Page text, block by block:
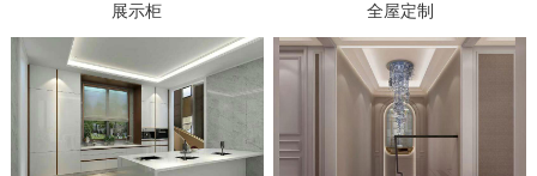
展示柜 全屋定制